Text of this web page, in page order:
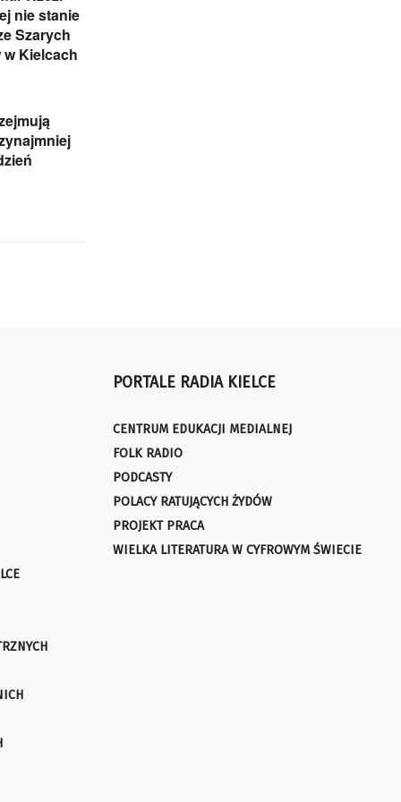
nie stanie
Szarych
Kielcach
PORTALE RADIA KIELCE
CENTRUM EDUKACJI MEDIALNEJ
FOLK RADIO
PODCASTY
POLACY RATUJĄCYCH ŻYDÓW
PROJEKT PRACA
WIELKA LITERATURA W CYFROWYM ŚWIECIE